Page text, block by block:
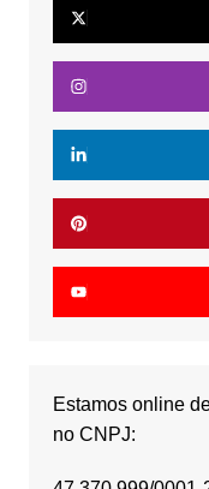
Estamos online
no CNPJ: